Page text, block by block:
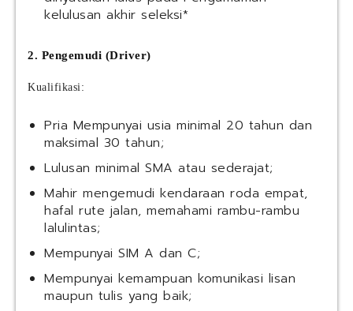
kelulusan akhir seleksi*
2. Pengemudi (Driver)
Kualifikasi:
Pria Mempunyai usia minimal 20 tahun dan
maksimal 30 tahun;
Lulusan minimal SMA atau sederajat;
Mahir mengemudi kendaraan roda empat,
hafal rute jalan, memahami rambu-rambu
lalulintas;
Mempunyai SIM A dan C;
Mempunyai kemampuan komunikasi lisan
maupun tulis yang baik;